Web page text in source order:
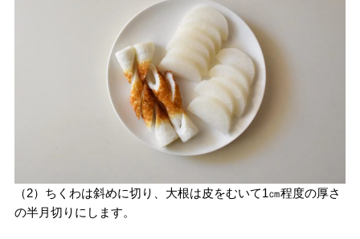
（2）ちくわは斜めに切り、大根は皮をむいて1㎝程度の厚さ
の半月切りにします。